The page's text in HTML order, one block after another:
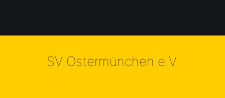
SV Ostermünchen e.V.